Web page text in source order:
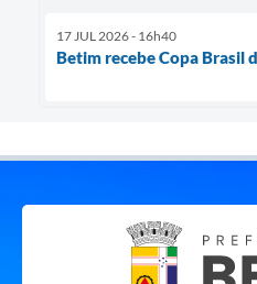
17 JUL 2026 - 16h40
Betim recebe Copa Brasil